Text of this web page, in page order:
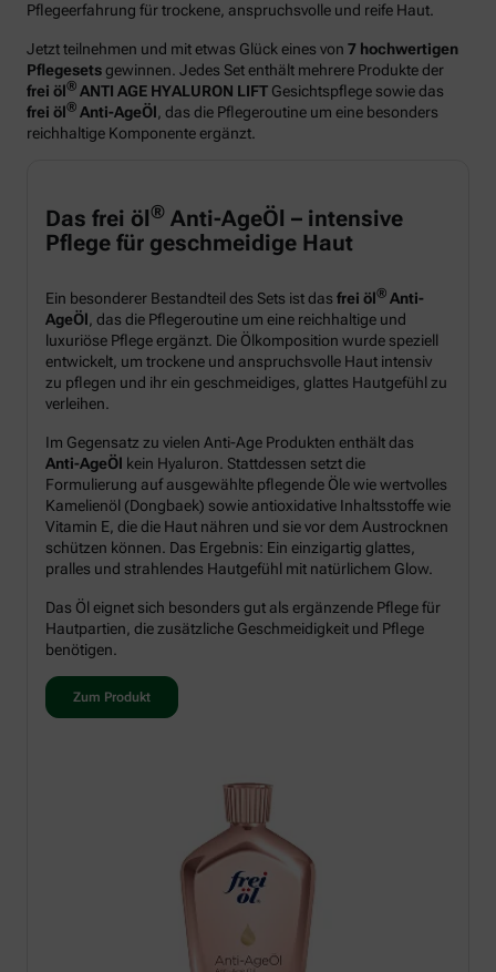
Pflegeerfahrung für trockene, anspruchsvolle und reife Haut.
Jetzt teilnehmen und mit etwas Glück eines von 7 hochwertigen
Pflegesetsgewinnen. Jedes Set enthält mehrere Produkte der
frei öl® ANTI AGE HYALURON LIFT Gesichtspflege sowie das
frei öl® Anti-AgeÖl , das die Pflegeroutine um eine besonders
reichhaltige Komponente ergänzt.
Das frei öl® Anti-AgeÖl – intensive
Pflege für geschmeidige Haut
Ein besonderer Bestandteil des Sets ist das frei öl® Anti-
AgeÖl, das die Pflegeroutine um eine reichhaltige und
luxuriöse Pflege ergänzt. Die Ölkomposition wurde speziell
entwickelt, um trockene und anspruchsvolle Haut intensiv
zu pflegen und ihr ein geschmeidiges, glattes Hautgefühl zu
verleihen.
Im Gegensatz zu vielen Anti-Age Produkten enthält das
Anti-AgeÖl kein Hyaluron. Stattdessen setzt die
Formulierung auf ausgewählte pflegende Öle wie wertvolles
Kamelienöl (Dongbaek) sowie antioxidative Inhaltsstoffe wie
Vitamin E, die die Haut nähren und sie vor dem Austrocknen
schützen können. Das Ergebnis: Ein einzigartig glattes,
pralles und strahlendes Hautgefühl mit natürlichem Glow.
Das Öl eignet sich besonders gut als ergänzende Pflege für
Hautpartien, die zusätzliche Geschmeidigkeit und Pflege
benötigen.
Zum Produkt